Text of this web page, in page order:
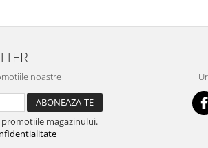
noastre
magazinului.